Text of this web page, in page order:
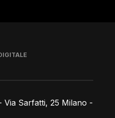
Sarfatti, 25 Milano -